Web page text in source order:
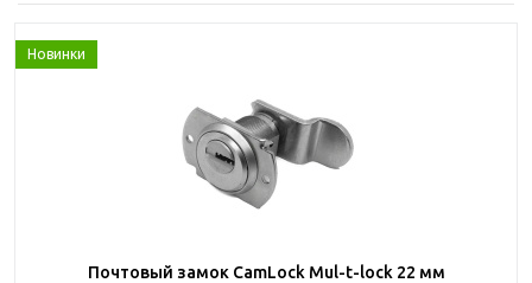
Новинки
Почтовый замок CamLock Mul-t-lock 22 мм